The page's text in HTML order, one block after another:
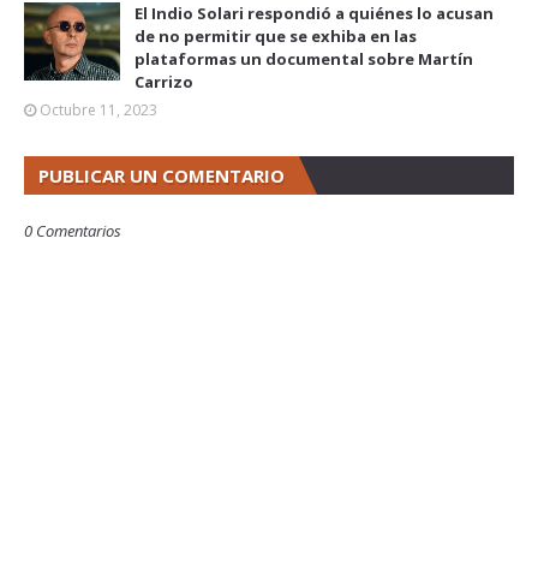
El Indio Solari respondió a quiénes lo acusan
de no permitir que se exhiba en las
plataformas un documental sobre Martín
Carrizo
Octubre 11, 2023
PUBLICAR UN COMENTARIO
0 Comentarios